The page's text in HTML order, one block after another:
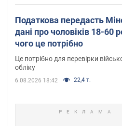
Податкова передасть
дані про чоловіків 18-60
чого це потрібно
Це потрібно для перевірки
обліку
6.08.2026 18:42 22,4 т.